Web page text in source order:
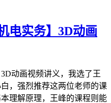
电实务】3D动画
动画视频讲义，我选了王
，强烈推荐这两位老师的课
理解原理，王峰的课程则能